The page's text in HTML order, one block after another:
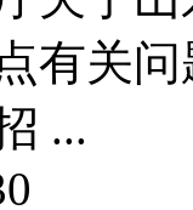
有关
...